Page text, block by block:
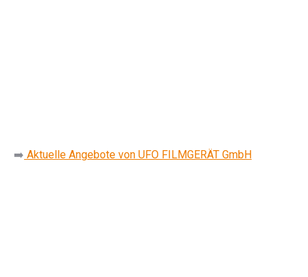
➡️ Aktuelle Angebote von UFO FILMGERÄT GmbH